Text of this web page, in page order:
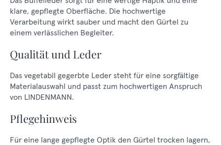
klare, gepflegte Oberfläche. Die hochwertige
Verarbeitung wirkt sauber und macht den Gürtel zu
einem verlässlichen Begleiter.
Qualität und Leder
Das vegetabil gegerbte Leder steht für eine sorgfältige
Materialauswahl und passt zum hochwertigen Anspruch
von LINDENMANN.
Pflegehinweis
Für eine lange gepflegte Optik den Gürtel trocken lagern,